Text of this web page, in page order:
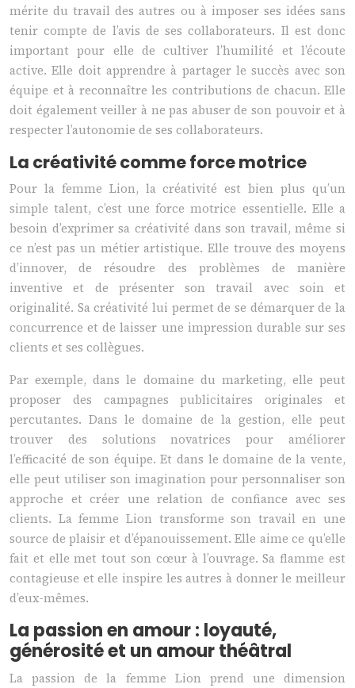
mérite du travail des autres ou à imposer ses idées sans
tenir compte de l’avis de ses collaborateurs. Il est donc
important pour elle de cultiver l’humilité et l’écoute
active. Elle doit apprendre à partager le succès avec son
équipe et à reconnaître les contributions de chacun. Elle
doit également veiller à ne pas abuser de son pouvoir et à
respecter l’autonomie de ses collaborateurs.
La créativité comme force motrice
Pour la femme Lion, la créativité est bien plus qu’un
simple talent, c’est une force motrice essentielle. Elle a
besoin d’exprimer sa créativité dans son travail, même si
ce n’est pas un métier artistique. Elle trouve des moyens
d’innover, de résoudre des problèmes de manière
inventive et de présenter son travail avec soin et
originalité. Sa créativité lui permet de se démarquer de la
concurrence et de laisser une impression durable sur ses
clients et ses collègues.
Par exemple, dans le domaine du marketing, elle peut
proposer des campagnes publicitaires originales et
percutantes. Dans le domaine de la gestion, elle peut
trouver des solutions novatrices pour améliorer
l’efficacité de son équipe. Et dans le domaine de la vente,
elle peut utiliser son imagination pour personnaliser son
approche et créer une relation de confiance avec ses
clients. La femme Lion transforme son travail en une
source de plaisir et d’épanouissement. Elle aime ce qu’elle
fait et elle met tout son cœur à l’ouvrage. Sa flamme est
contagieuse et elle inspire les autres à donner le meilleur
d’eux-mêmes.
La passion en amour : loyauté,
générosité et un amour théâtral
La passion de la femme Lion prend une dimension